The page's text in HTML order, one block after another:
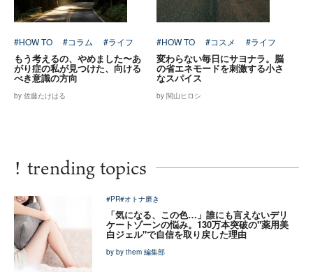
#HOW TO #コラム #ライフ
もう考えるの、やめました〜あ
がり症の私が見つけた、向ける
べき意識の方向
by 佐藤たけはる
#HOW TO #コスメ #ライフ
変わらない毎日にサヨナラ。脳
の省エネモードを刺激する小さ
なスパイス
by 関山ヒロシ
! trending topics
#PR#オトナ磨き
「気になる、この色…」誰にも言えないデリ
ケートゾーンの悩み。130万本突破の"薬用美
白ジェル"で自信を取り戻した理由
by by them 編集部